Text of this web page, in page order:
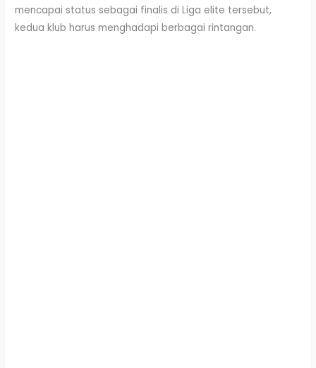
mencapai status sebagai finalis di Liga elite tersebut,
kedua klub harus menghadapi berbagai rintangan.